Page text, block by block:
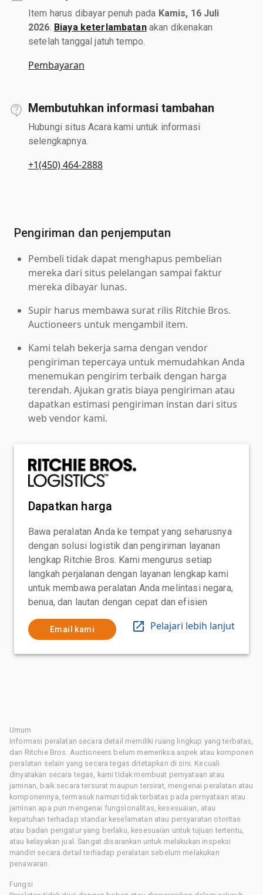
Item harus dibayar penuh pada Kamis, 16 Juli
2026 Biaya keterlambatanakan dikenakan
setelah tanggal jatuh tempo.
Pembayaran
Membutuhkan informasi tambahan
Hubungi situs Acara kami untuk informasi
selengkapnya.
+1(450) 464-2888
Pengiriman dan penjemputan
Pembeli tidak dapat menghapus pembelian
mereka dari situs pelelangan sampai faktur
mereka dibayar lunas.
Supir harus membawa surat rilis Ritchie Bros.
Auctioneers untuk mengambil item.
Kami telah bekerja sama dengan vendor
pengiriman tepercaya untuk memudahkan Anda
menemukan pengirim terbaik dengan harga
terendah. Ajukan gratis biaya pengiriman atau
dapatkan estimasi pengiriman instan dari situs
web vendor kami.
Dapatkan harga
Bawa peralatan Anda ke tempat yang seharusnya
dengan solusi logistik dan pengiriman layanan
lengkap Ritchie Bros. Kami mengurus setiap
langkah perjalanan dengan layanan lengkap kami
untuk membawa peralatan Anda melintasi negara,
benua, dan lautan dengan cepat dan efisien
Email kami Pelajari lebih lanjut
Umum
Informasi peralatan secara detail memiliki ruang lingkup yang terbatas,
dan Ritchie Bros. Auctioneers belum memeriksa aspek atau komponen
peralatan selain yang secara tegas ditetapkan di sini. Kecuali
dinyatakan secara tegas, kami tidak membuat pernyataan atau
jaminan, baik secara tersurat maupun tersirat, mengenai peralatan atau
komponennya, termasuk namun tidak terbatas pada pernyataan atau
jaminan apa pun mengenai fungsionalitas, kesesuaian, atau
kepatuhan terhadap standar keselamatan atau persyaratan otoritas
atau badan pengatur yang berlaku, kesesuaian untuk tujuan tertentu,
atau kelayakan jual. Sangat disarankan untuk melakukan inspeksi
mandiri secara detail terhadap peralatan sebelum melakukan
penawaran.
Fungsi